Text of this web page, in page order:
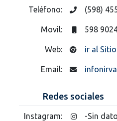
Teléfono: (598)
Movil: 598
Web: ir al
Email:
Redes sociales
Instagram: -Sin